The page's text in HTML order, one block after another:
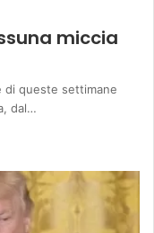
miccia
di queste settimane
dal…